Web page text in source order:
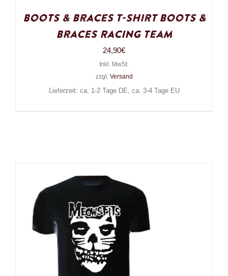
Boots & Braces T-Shirt Boots &
Braces Racing Team
24,90€
Inkl. MwSt.
zzgl. Versand
Lieferzeit: ca. 1-2 Tage DE, ca. 3-4 Tage EU